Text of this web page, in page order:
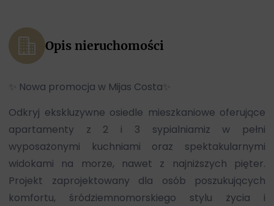
Opis nieruchomości
✨ Nowa promocja w Mijas Costa✨
Odkryj ekskluzywne osiedle mieszkaniowe oferujące
apartamenty z 2 i 3 sypialniamiz w pełni
wyposażonymi kuchniami oraz spektakularnymi
widokami na morze, nawet z najniższych pięter.
Projekt zaprojektowany dla osób poszukujących
komfortu, śródziemnomorskiego stylu życia i